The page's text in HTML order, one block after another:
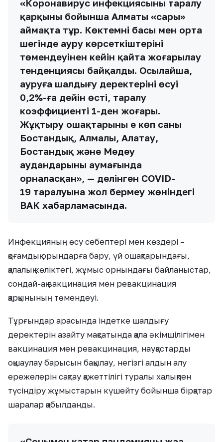
«Коронавирус инфекциясының таралу
қарқыны бойынша Алматы «сары»
аймақта тұр. Көктемнің басы мен орта
шегінде ауру көрсеткіштерінің
төмендеуінен кейін қайта жоғарылау
тенденциясы байқалды. Осылайша,
ауруға шалдығу деректерінің өсуі
0,2%-ға дейін өсті, таралу
коэффициенті 1-ден жоғары.
Жұқтыру ошақтарының ең көп саны
Бостандық, Алмалы, Алатау,
Бостандық және Медеу
аудандарының аумағында
орналасқан», — делінген COVID-
19 таралуына жол бермеу жөніндегі
ВАК хабарламасында.
Инфекцияның өсу себептері мен көздері –
қоғамдық орындарға бару, үй ошақтарындағы,
қалалық көліктегі, жұмыс орнындағы байланыстар,
сондай-ақ вакцинация мен ревакцинация
қарқынының төмендеуі.
Тұрғындар арасында індетке шалдығу
деректерін азайту мақсатында қала әкімшілігімен
вакцинация мен ревакцинация, науқастарды
оқшаулау барысын бақылау, негізгі алдын алу
ережелерін сақтау қажеттілігі туралы халықпен
түсіндіру жұмыстарын күшейту бойынша бірқатар
шаралар қабылданды.